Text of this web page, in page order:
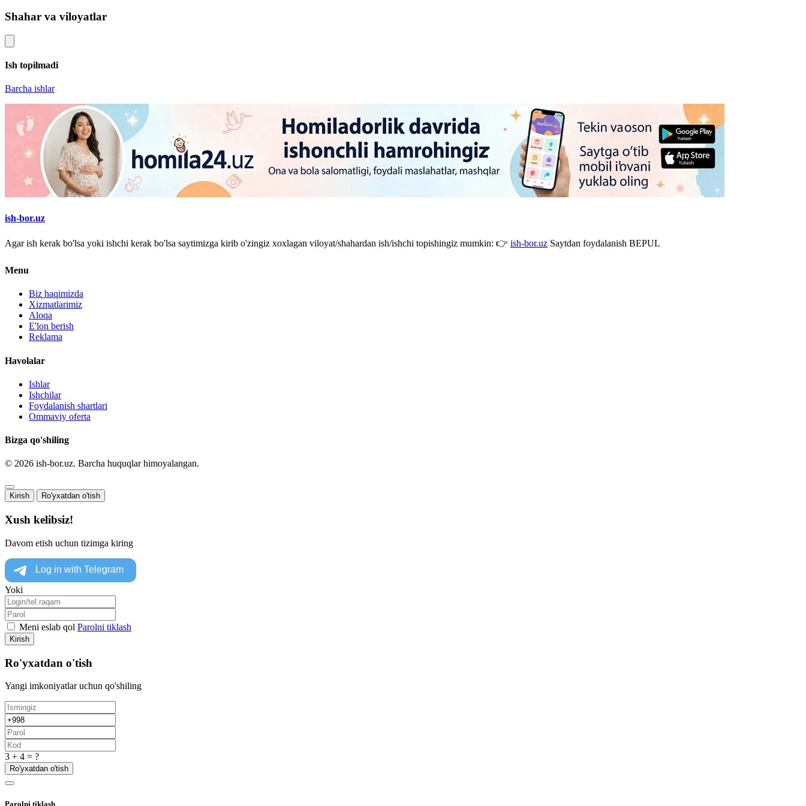
Shahar va viloyatlar
Ish topilmadi
Barcha ishlar
ish-bor.uz
Agar ish kerak bo'lsa yoki ishchi kerak bo'lsa saytimizga kirib o'zingiz xoxlagan viloyat/shahardan ish/ishchi topishingiz mumkin: 👉 ish-bor.uz Saytdan foydalanish BEPUL
Menu
Biz haqimizda
Xizmatlarimiz
Aloqa
E'lon berish
Reklama
Havolalar
Ishlar
Ishchilar
Foydalanish shartlari
Ommaviy oferta
Bizga qo'shiling
© 2026 ish-bor.uz. Barcha huquqlar himoyalangan.
Kirish Ro'yxatdan o'tish
Xush kelibsiz!
Davom etish uchun tizimga kiring
Yoki
Meni eslab qol Parolni tiklash
Kirish
Ro'yxatdan o'tish
Yangi imkoniyatlar uchun qo'shiling
3 + 4 = ?
Ro'yxatdan o'tish
Parolni tiklash